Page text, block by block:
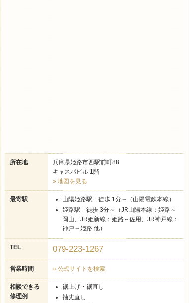
所在地
兵庫県姫路市西駅前町88
キャスパビル 1階
» 地図を見る
最寄駅
山陽姫路駅 徒歩 1分～（山陽電鉄本線）
姫路駅 徒歩 3分～（JR山陽本線：姫路～
岡山、JR姫新線：姫路～佐用、JR神戸線：
神戸～姫路 他）
TEL 079-223-1267
営業時間 » 公式サイトを検索
相談できる
修理例
裾上げ・裾直し
袖丈直し